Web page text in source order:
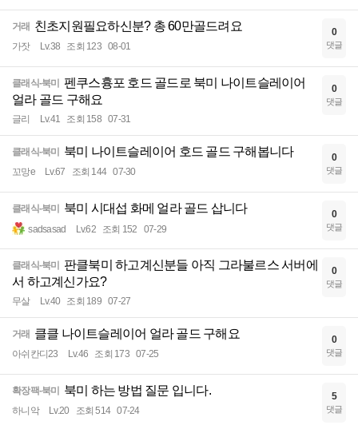
거래 친초지원필요하신분? 총 60만골드려요
가잣 Lv.38 조회 123 08-01
0
댓글
클래식-북미
펜쿠스흉포 호드 골드로 북미 나이트슬레이어
얼라 골드 구해요
글리 Lv.41 조회 158 07-31
0
댓글
클래식-북미 북미 나이트슬레이어 호드 골드 구해봅니다
꼬망e Lv.67 조회 144 07-30
0
댓글
클래식-북미 북미 시대섭 화메 얼라 골드 삽니다
sadsasad Lv.62 조회 152 07-29
0
댓글
클래식-북미
판클북미 하고계신분들 아직 그라불르스 서버에
서 하고계신가요?
무살 Lv.40 조회 189 07-27
0
댓글
거래 클클 나이트슬레이어 얼라 골드 구해요
아쉬칸디23 Lv.46 조회 173 07-25
0
댓글
확장팩-북미 북미 하는 방법 질문 입니다.
하니악 Lv.20 조회 514 07-24
5
댓글